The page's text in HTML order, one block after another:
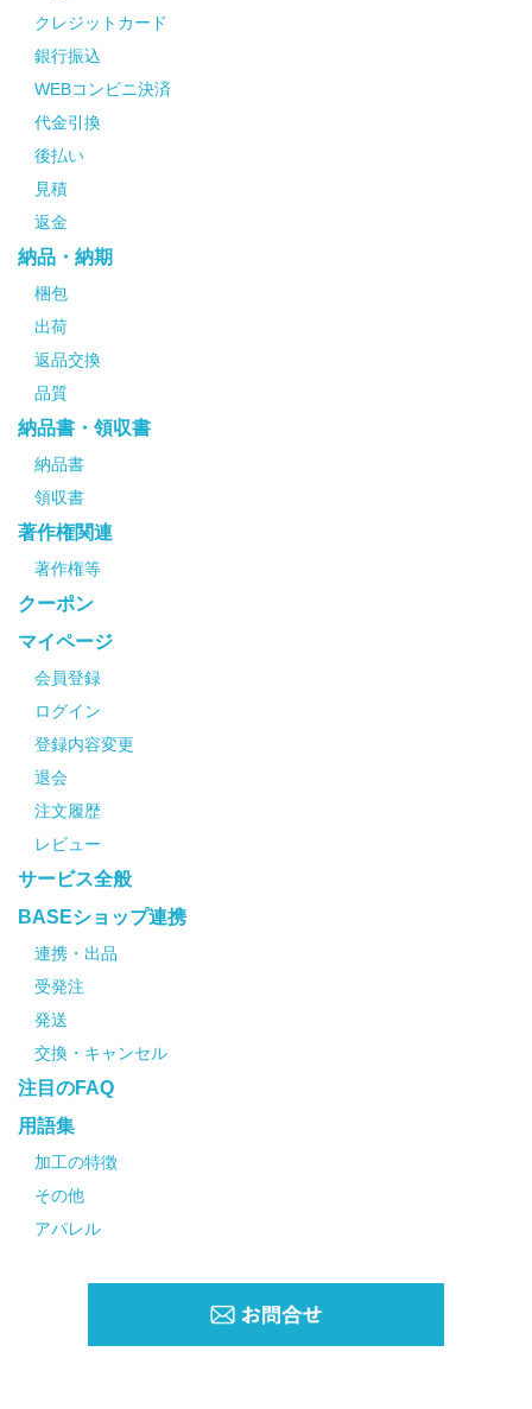
クレジットカード
銀行振込
WEBコンビニ決済
代金引換
後払い
見積
返金
納品・納期
梱包
出荷
返品交換
品質
納品書・領収書
納品書
領収書
著作権関連
著作権等
クーポン
マイページ
会員登録
ログイン
登録内容変更
退会
注文履歴
レビュー
サービス全般
BASEショップ連携
連携・出品
受発注
発送
交換・キャンセル
注目のFAQ
用語集
加工の特徴
その他
アパレル